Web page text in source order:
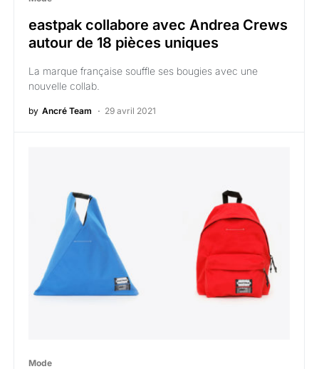
eastpak collabore avec Andrea Crews
autour de 18 pièces uniques
La marque française souffle ses bougies avec une
nouvelle collab.
by Ancré Team 29 avril 2021
Mode